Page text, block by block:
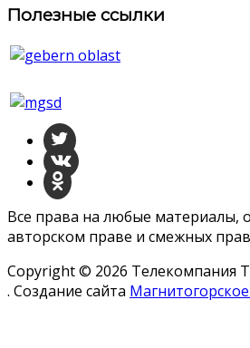
Полезные ссылки
Все права на любые материалы,
авторском праве и смежных
Copyright © 2026
. Создание сайта